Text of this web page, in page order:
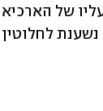
נשענת